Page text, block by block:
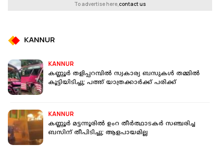
To advertise here,contact us
KANNUR
KANNUR
കണ്ണൂര്‍ തളിപ്പറമ്പില്‍ സ്വകാര്യ ബസുകള്‍ തമ്മില്‍
കൂട്ടിയിടിച്ചു; പത്ത് യാത്രക്കാര്‍ക്ക് പരിക്ക്
KANNUR
കണ്ണൂര്‍ മട്ടന്നൂരില്‍ ഉംറ തീര്‍ത്ഥാടകര്‍ സഞ്ചരിച്ച
ബസിന് തീപിടിച്ചു; ആളപായമില്ല